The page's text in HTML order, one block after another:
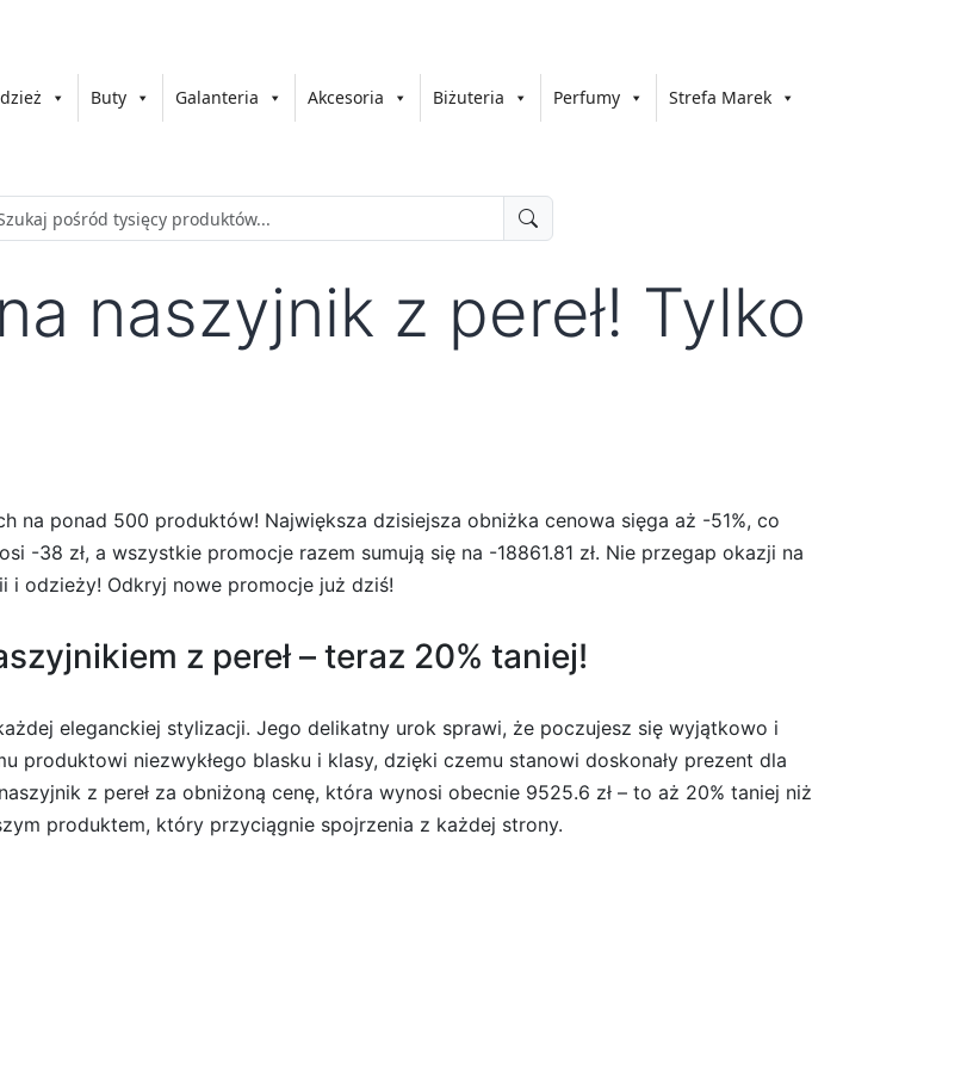
Buty Galanteria Akcesoria Biżuteria Perfumy Strefa Marek
naszyjnik z pereł! Tylko
na ponad 500 produktów! Największa dzisiejsza obniżka cenowa sięga aż -51%, co
-38 zł, a wszystkie promocje razem sumują się na -18861.81 zł. Nie przegap okazji na
i odzieży! Odkryj nowe promocje już dziś!
z pereł – teraz 20% taniej!
eleganckiej stylizacji. Jego delikatny urok sprawi, że poczujesz się wyjątkowo i
produktowi niezwykłego blasku i klasy, dzięki czemu stanowi doskonały prezent dla
z pereł za obniżoną cenę, która wynosi obecnie 9525.6 zł – to aż 20% taniej niż
produktem, który przyciągnie spojrzenia z każdej strony.